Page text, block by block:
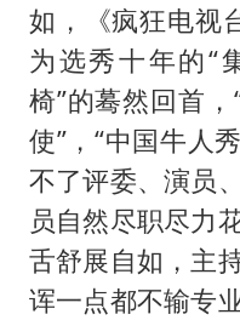
如，《疯狂电视
为选秀十年的“
椅”的蓦然回首
使”，“中国牛人
不了评委、演员
员自然尽职尽力
舌舒展自如，主
诨一点都不输专